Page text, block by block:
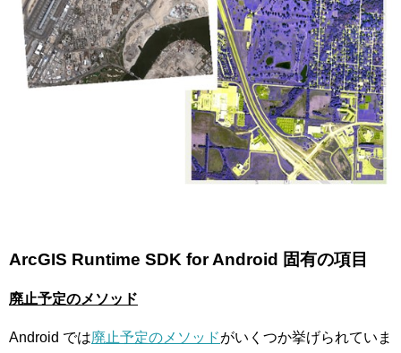
ArcGIS Runtime SDK for Android 固有の項目
廃止予定のメソッド
Android では廃止予定のメソッドがいくつか挙げられていま